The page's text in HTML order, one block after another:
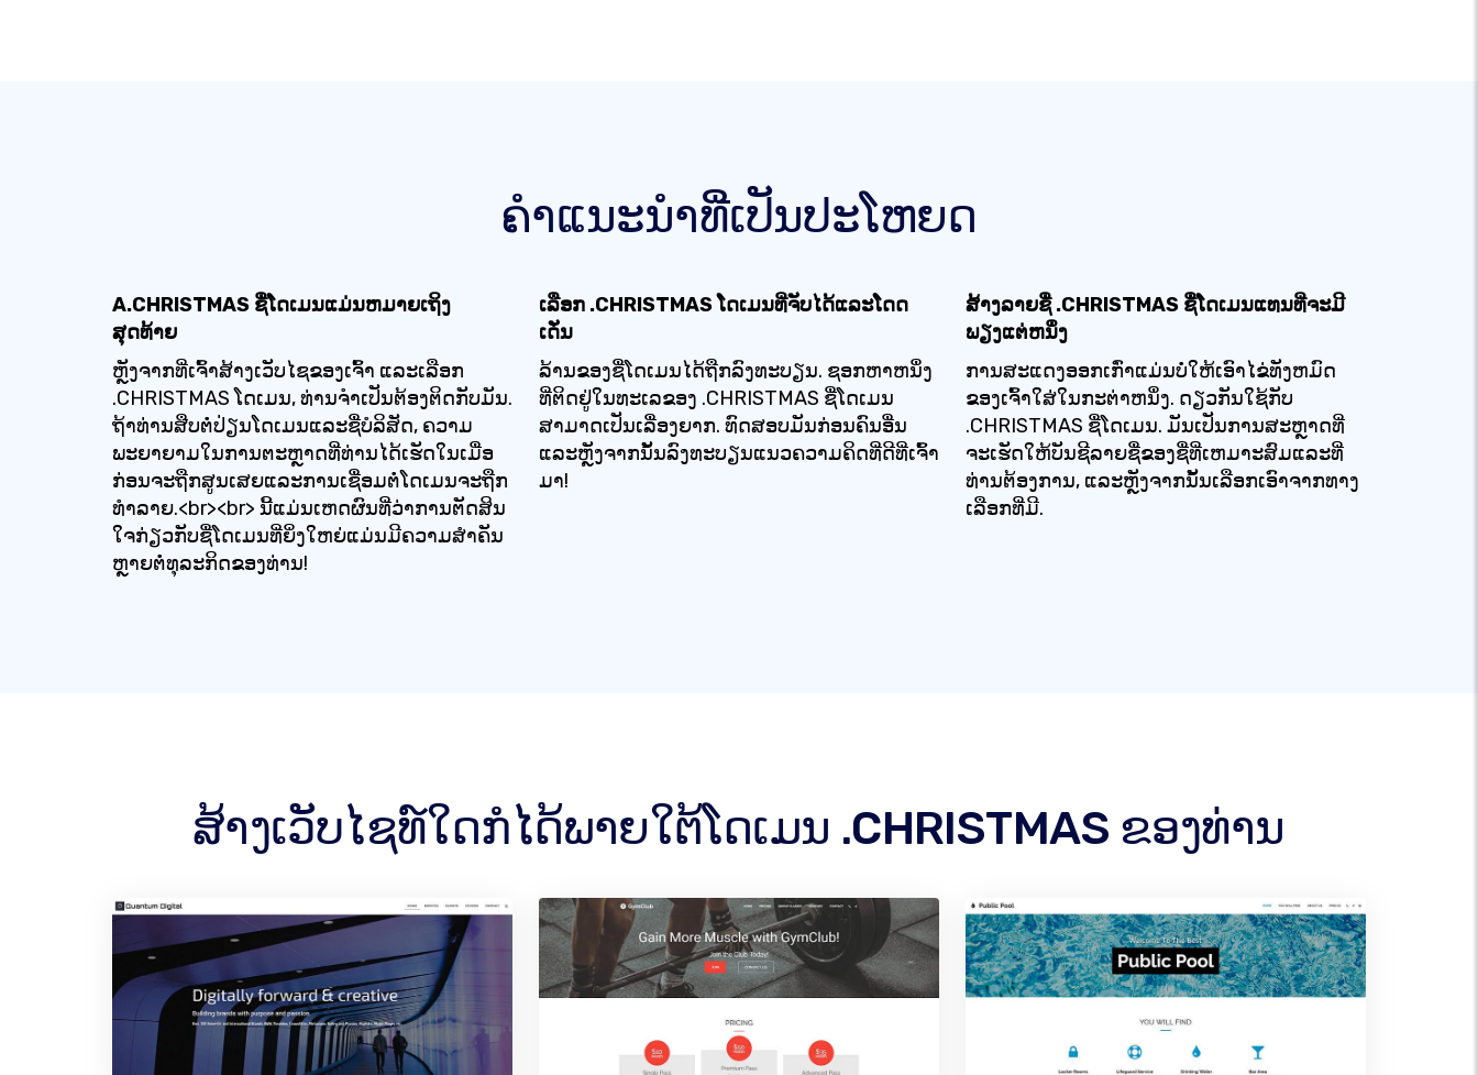
ຄໍາແນະນໍາທີ່ເປັນປະໂຫຍດ
A.CHRISTMAS ຊື່ໂດເມນແມ່ນຫມາຍເຖິງ
ສຸດທ້າຍ
ຫຼັງຈາກທີ່ເຈົ້າສ້າງເວັບໄຊຂອງເຈົ້າ ແລະເລືອກ
.CHRISTMAS ໂດເມນ, ທ່ານຈໍາເປັນຕ້ອງຕິດກັບມັນ.
ຖ້າທ່ານສືບຕໍ່ປ່ຽນໂດເມນແລະຊື່ບໍລິສັດ, ຄວາມ
ພະຍາຍາມໃນການຕະຫຼາດທີ່ທ່ານໄດ້ເຮັດໃນເມື່ອ
ກ່ອນຈະຖືກສູນເສຍແລະການເຊື່ອມຕໍ່ໂດເມນຈະຖືກ
ທໍາລາຍ.<br><br> ນີ້ແມ່ນເຫດຜົນທີ່ວ່າການຕັດສິນ
ໃຈກ່ຽວກັບຊື່ໂດເມນທີ່ຍິ່ງໃຫຍ່ແມ່ນມີຄວາມສໍາຄັນ
ຫຼາຍຕໍ່ທຸລະກິດຂອງທ່ານ!
ເລືອກ .CHRISTMAS ໂດເມນທີ່ຈັບໄດ້ແລະໂດດ
ເດັ່ນ
ລ້ານຂອງຊື່ໂດເມນໄດ້ຖືກລົງທະບຽນ. ຊອກຫາຫນຶ່ງ
ທີ່ຕິດຢູ່ໃນທະເລຂອງ .CHRISTMAS ຊື່ໂດເມນ
ສາມາດເປັນເລື່ອງຍາກ. ທົດສອບມັນກ່ອນຄົນອື່ນ
ແລະຫຼັງຈາກນັ້ນລົງທະບຽນແນວຄວາມຄິດທີ່ດີທີ່ເຈົ້າ
ມາ!
ສ້າງລາຍຊື່ .CHRISTMAS ຊື່ໂດເມນແທນທີ່ຈະມີ
ພຽງແຕ່ຫນຶ່ງ
ການສະແດງອອກເກົ່າແມ່ນບໍ່ໃຫ້ເອົາໄຂ່ທັງຫມົດ
ຂອງເຈົ້າໃສ່ໃນກະຕ່າຫນຶ່ງ. ດຽວກັນໃຊ້ກັບ
.CHRISTMAS ຊື່ໂດເມນ. ມັນເປັນການສະຫຼາດທີ່
ຈະເຮັດໃຫ້ບັນຊີລາຍຊື່ຂອງຊື່ທີ່ເຫມາະສົມແລະທີ່
ທ່ານຕ້ອງການ, ແລະຫຼັງຈາກນັ້ນເລືອກເອົາຈາກທາງ
ເລືອກທີ່ມີ.
ສ້າງເວັບໄຊທ໌ໃດກໍໄດ້ພາຍໃຕ້ໂດເມນ .CHRISTMAS ຂອງທ່ານ